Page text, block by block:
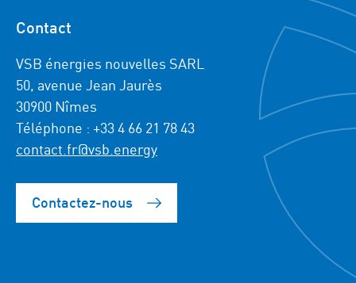
Contact
VSB énergies nouvelles SARL
50, avenue Jean Jaurès
30900 Nîmes
Téléphone : +33 4 66 21 78 43
contact.fr@vsb.energy
Contactez-nous